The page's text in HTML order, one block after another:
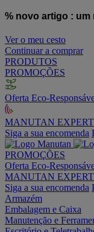
% novo artigo : um
Ver o meu cesto
Continuar a comprar
PRODUTOS
PROMOÇÕES
Oferta Eco-
MANUTAN EXPERT
Siga a sua encomenda
PROMOÇÕES
Oferta Eco-
MANUTAN EXPERT
Siga a sua encomenda
Armazém
Embalagem e Caixa
Manutenção e